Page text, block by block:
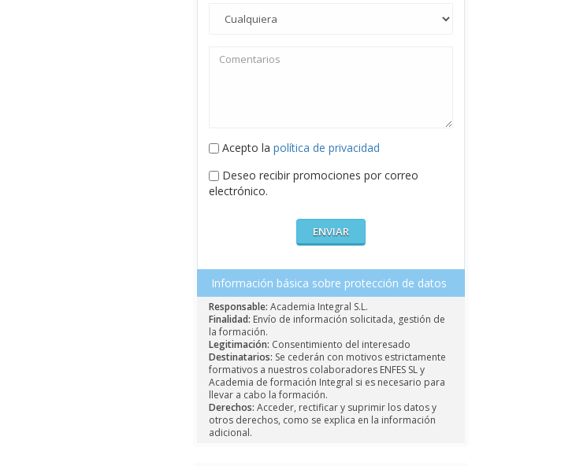
Acepto la política de privacidad
Deseo recibir promociones por correo
electrónico.
Información básica sobre protección de datos
Responsable: Academia Integral S.L.
Finalidad: Envío de información solicitada, gestión de
la formación.
Legitimación: Consentimiento del interesado
Destinatarios: Se cederán con motivos estrictamente
formativos a nuestros colaboradores ENFES SL y
Academia de formación Integral si es necesario para
llevar a cabo la formación.
Derechos: Acceder, rectificar y suprimir los datos y
otros derechos, como se explica en la información
adicional.